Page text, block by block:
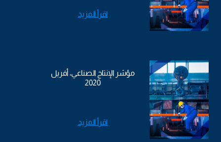
اقرأ المزيد
مؤشر الإنتاج الصناعي، أفريل
2020
اقرأ المزيد